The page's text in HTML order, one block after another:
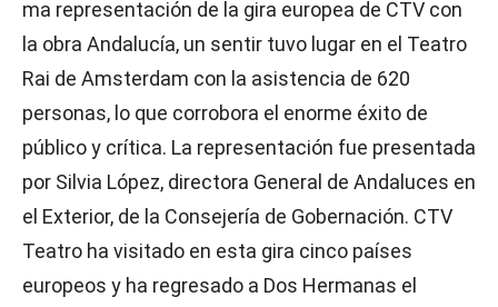
ma representación de la gira europea de CTV con
la obra Andalucía, un sentir tuvo lugar en el Teatro
Rai de Amsterdam con la asistencia de 620
personas, lo que corrobora el enorme éxito de
público y crítica. La representación fue presentada
por Silvia López, directora General de Andaluces en
el Exterior, de la Consejería de Gobernación. CTV
Teatro ha visitado en esta gira cinco países
europeos y ha regresado a Dos Hermanas el